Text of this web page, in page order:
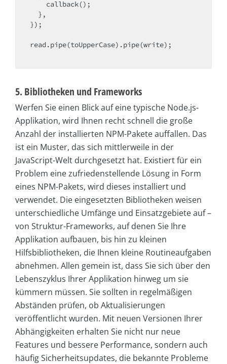
});
read.pipe(toUpperCase).pipe(write);
5. Bibliotheken und Frameworks
Werfen Sie einen Blick auf eine typische Node.js-
Applikation, wird Ihnen recht schnell die große
Anzahl der installierten NPM-Pakete auffallen. Das
ist ein Muster, das sich mittlerweile in der
JavaScript-Welt durchgesetzt hat. Existiert für ein
Problem eine zufriedenstellende Lösung in Form
eines NPM-Pakets, wird dieses installiert und
verwendet. Die eingesetzten Bibliotheken weisen
unterschiedliche Umfänge und Einsatzgebiete auf –
von Struktur-Frameworks, auf denen Sie Ihre
Applikation aufbauen, bis hin zu kleinen
Hilfsbibliotheken, die Ihnen kleine Routineaufgaben
abnehmen. Allen gemein ist, dass Sie sich über den
Lebenszyklus Ihrer Applikation hinweg um sie
kümmern müssen. Sie sollten in regelmäßigen
Abständen prüfen, ob Aktualisierungen
veröffentlicht wurden. Mit neuen Versionen Ihrer
Abhängigkeiten erhalten Sie nicht nur neue
Features und bessere Performance, sondern auch
häufig Sicherheitsupdates, die bekannte Probleme